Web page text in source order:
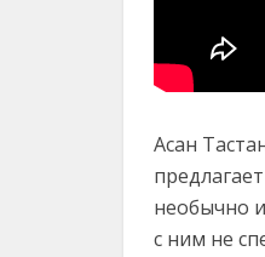
Асан
необычно
с ним не